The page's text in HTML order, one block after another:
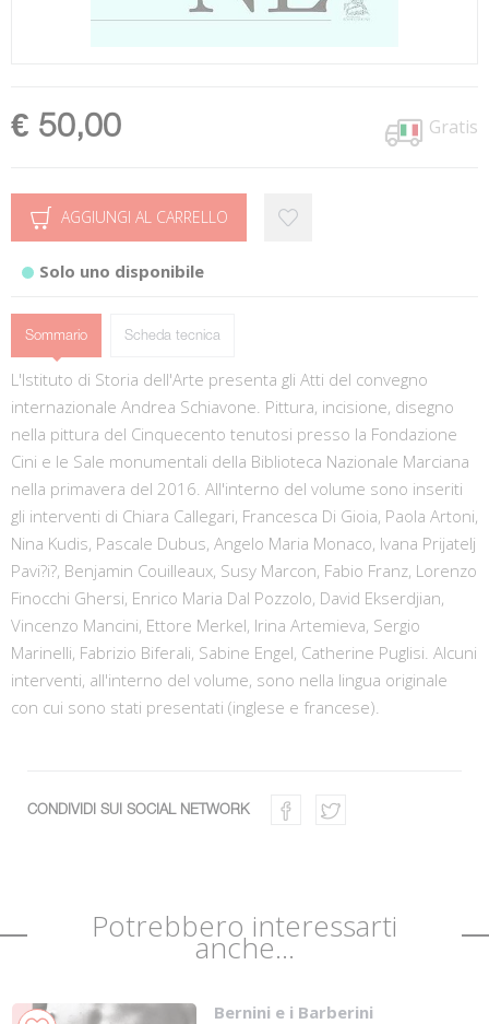
€ 50,00 Gratis
AGGIUNGI AL CARRELLO
Solo uno disponibile
Sommario Scheda tecnica
L'Istituto di Storia dell'Arte presenta gli Atti del convegno
internazionale Andrea Schiavone. Pittura, incisione, disegno
nella pittura del Cinquecento tenutosi presso la Fondazione
Cini e le Sale monumentali della Biblioteca Nazionale Marciana
nella primavera del 2016. All'interno del volume sono inseriti
gli interventi di Chiara Callegari, Francesca Di Gioia, Paola Artoni,
Nina Kudis, Pascale Dubus, Angelo Maria Monaco, Ivana Prijatelj
Pavi?i?, Benjamin Couilleaux, Susy Marcon, Fabio Franz, Lorenzo
Finocchi Ghersi, Enrico Maria Dal Pozzolo, David Ekserdjian,
Vincenzo Mancini, Ettore Merkel, Irina Artemieva, Sergio
Marinelli, Fabrizio Biferali, Sabine Engel, Catherine Puglisi. Alcuni
interventi, all'interno del volume, sono nella lingua originale
con cui sono stati presentati (inglese e francese).
CONDIVIDI SUI SOCIAL NETWORK
Potrebbero interessarti
anche...
Bernini e i Barberini